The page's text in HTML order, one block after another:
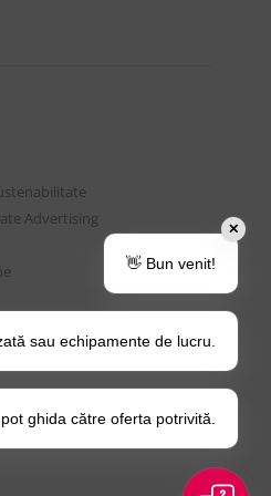
Advertising
✕
👋 Bun venit!
sau echipamente de lucru.
ghida către oferta potrivită.